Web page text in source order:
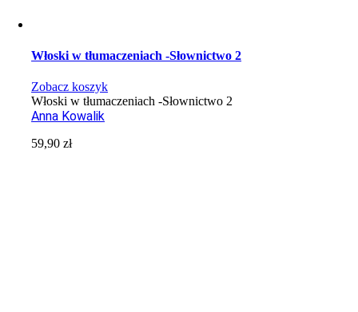
Włoski w tłumaczeniach -Słownictwo 2
Zobacz koszyk
Włoski w tłumaczeniach -Słownictwo 2
Anna Kowalik
59,90zł